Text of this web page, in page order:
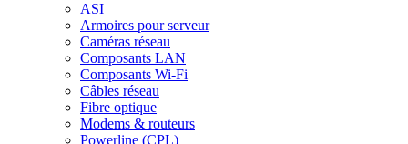
ASI
Armoires pour serveur
Caméras réseau
Composants LAN
Composants Wi-Fi
Câbles réseau
Fibre optique
Modems & routeurs
Powerline (CPL)